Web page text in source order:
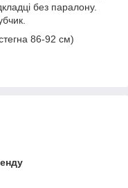
без паралону.
86-92 см)